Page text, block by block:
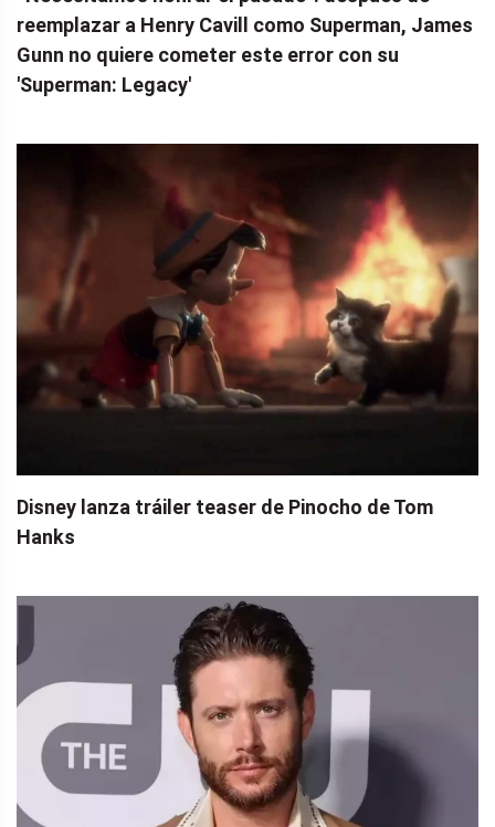
reemplazar a Henry Cavill como Superman, James
Gunn no quiere cometer este error con su
'Superman: Legacy'
Disney lanza tráiler teaser de Pinocho de Tom
Hanks